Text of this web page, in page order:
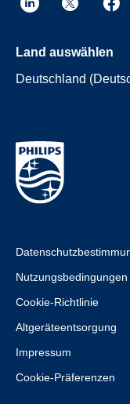
Land auswählen
Deutschland
Nutzungsbedingungen
Cookie-Richtlinie
Altgeräteentsorgung
Impressum
Cookie-Präferenzen